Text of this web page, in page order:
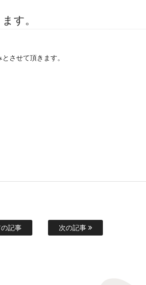
す。
させて頂きます。
記事 次の記事